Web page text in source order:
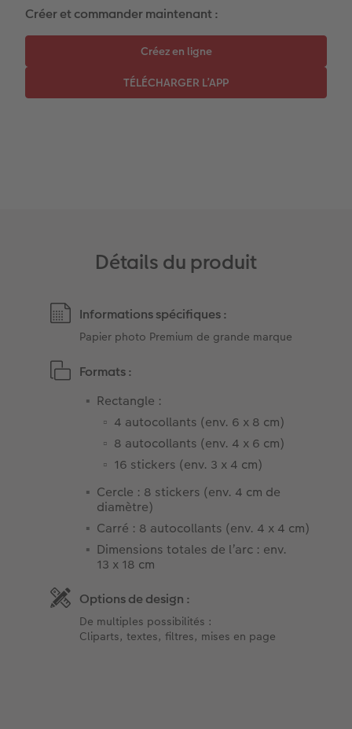
Coffeetable Book «Art Collection»
Accessoires
Multi-déco
Conseils décoration murale
Accessoires
Boîte à friandises personnalisée
Nouveautés
Créer et commander maintenant :
Détails du produit
Informations spécifiques :
Papier photo Premium de grande marque
Formats :
Rectangle :
4 autocollants (env. 6 x 8 cm)
8 autocollants (env. 4 x 6 cm)
16 stickers (env. 3 x 4 cm)
Cercle : 8 stickers (env. 4 cm de
diamètre)
Carré : 8 autocollants (env. 4 x 4 cm)
Dimensions totales de l’arc : env.
13 x 18 cm
Options de design :
De multiples possibilités :
Cliparts, textes, filtres, mises en page